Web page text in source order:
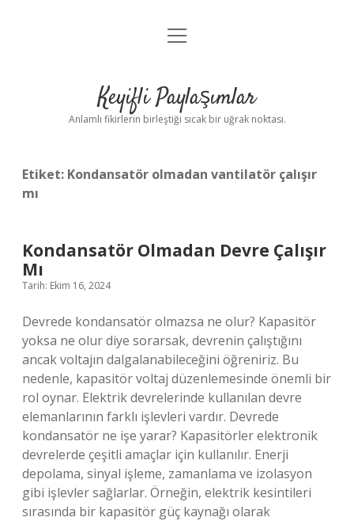
Anasayfa
Yasal Uyarı
menüyü
Keyifli Paylaşımlar
Anlamlı fikirlerin birleştiği sıcak bir uğrak noktası.
Etiket: Kondansatör olmadan vantilatör çalışır
mı
Kondansatör Olmadan Devre Çalışır
Mı
Tarih: Ekim 16, 2024
Devrede kondansatör olmazsa ne olur? Kapasitör
yoksa ne olur diye sorarsak, devrenin çalıştığını
ancak voltajın dalgalanabileceğini öğreniriz. Bu
nedenle, kapasitör voltaj düzenlemesinde önemli bir
rol oynar. Elektrik devrelerinde kullanılan devre
elemanlarının farklı işlevleri vardır. Devrede
kondansatör ne işe yarar? Kapasitörler elektronik
devrelerde çeşitli amaçlar için kullanılır. Enerji
depolama, sinyal işleme, zamanlama ve izolasyon
gibi işlevler sağlarlar. Örneğin, elektrik kesintileri
sırasında bir kapasitör güç kaynağı olarak